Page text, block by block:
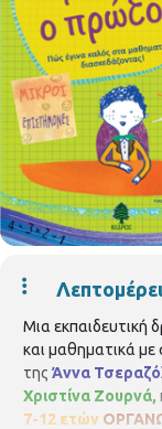
Μια εκπαιδευτική
και μαθηματικά με
της Άννα
Χριστίνα Ζουρνά,
7-12 ετών